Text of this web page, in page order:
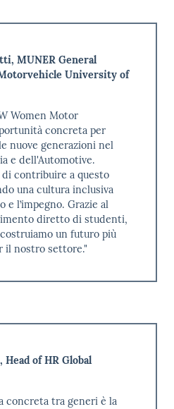
MUNER General
University of
Women Motor
concreta per
nuove generazioni nel
e dell'Automotive.
di contribuire a questo
una cultura inclusiva
l’impegno. Grazie al
diretto di studenti,
un futuro più
il nostro settore."
of HR Global
concreta tra generi è la